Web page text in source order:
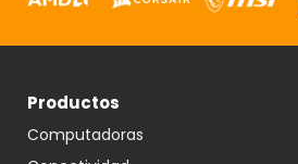
Productos
Computadoras